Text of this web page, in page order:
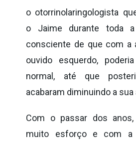
o otorrinolaringologista
o Jaime durante toda
consciente de que com a
ouvido esquerdo,
normal, até que
acabaram diminuindo a sua
Com o passar dos
muito esforço e com a